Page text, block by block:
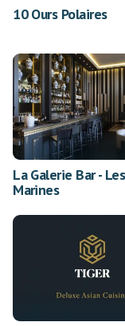
10 Ours Polaires
La Galerie Bar -
Marines